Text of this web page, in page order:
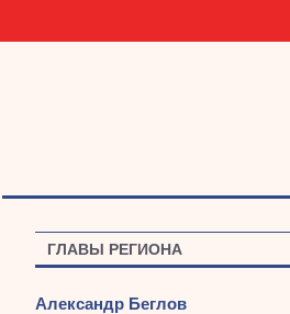
ГЛАВЫ РЕГИОНА
Александр Беглов